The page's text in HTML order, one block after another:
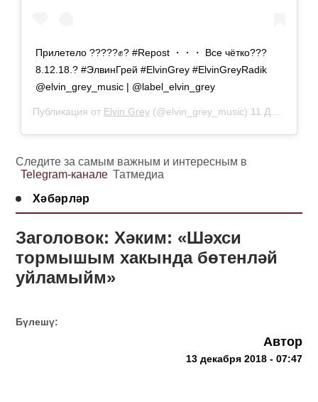
Прилетело ?????✊? #Repost ・・・ Все чётко???
8.12.18.? #ЭлвинГрей #ElvinGrey #ElvinGreyRadik
@elvin_grey_music | @label_elvin_grey
Публикация от Elvin Grey (@elvin_grey_music) 11 Дек 2018 в 4:30 PST
Следите за самым важным и интересным в
Telegram-канале Татмедиа
Хәбәрләр
Заголовок: Хәким: «Шәхси
тормышым хакында бөтенләй
уйламыйм»
Бүлешү:
Автор
13 декабря 2018 - 07:47